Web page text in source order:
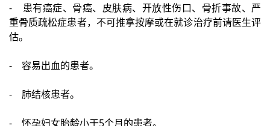
- 患有癌症、骨癌、皮肤病、开放性伤口、骨折事故、严
重骨质疏松症患者，不可推拿按摩或在就诊治疗前请医生评
估。
- 容易出血的患者。
- 肺结核患者。
- 怀孕妇女胎龄小于5个月的患者。